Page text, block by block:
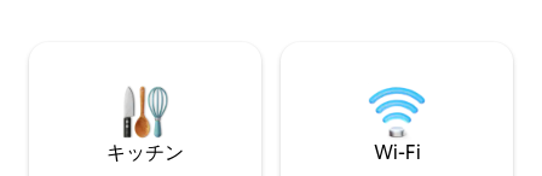
ソファがあります。清潔で広々としたモ
ダンなキッチンには、美味しい料理を作
るための設備が完備されており、二重ド
トフードを購入し
使って家で食べる
す。または、設備
ンでお料理いただ
キッチン Wi-Fi